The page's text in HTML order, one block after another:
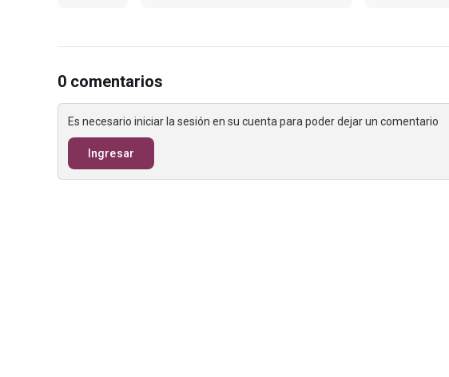
0 comentarios
Es necesario iniciar la sesión en su cuenta para poder dejar un comentario
Ingresar